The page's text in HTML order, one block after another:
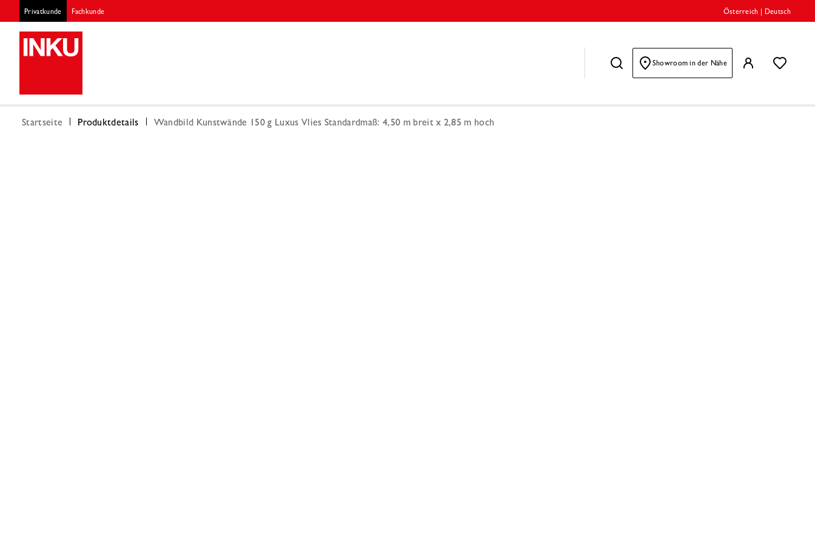
Privatkunde Fachkunde Österreich Deutsch
Showroom in der Nähe
Startseite Produktdetails Wandbild Kunstwände 150 g Luxus Vlies Standardmaß: 4,50 m breit x 2,85 m hoch